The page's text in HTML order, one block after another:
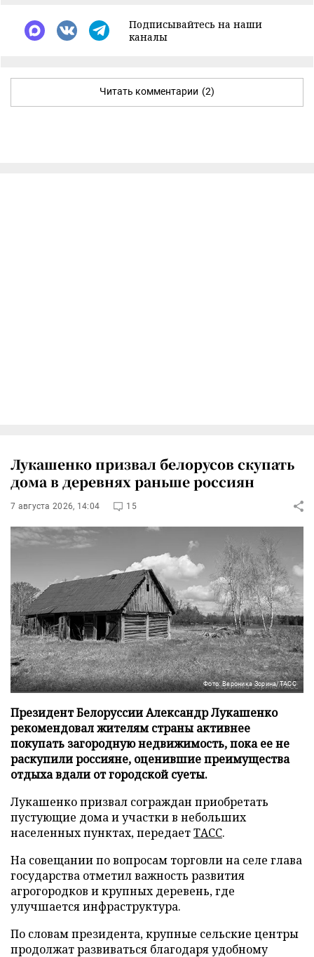
Подписывайтесь на наши
каналы
Читать комментарии (2)
Лукашенко призвал белорусов скупать
дома в деревнях раньше россиян
7 августа 2026, 14:04 15
Фото: Вероника Зорина/ТАСС
Президент Белоруссии Александр Лукашенко
рекомендовал жителям страны активнее
покупать загородную недвижимость, пока ее не
раскупили россияне, оценившие преимущества
отдыха вдали от городской суеты.
Лукашенко призвал сограждан приобретать
пустующие дома и участки в небольших
населенных пунктах, передаетТАСС.
На совещании по вопросам торговли на селе глава
государства отметил важность развития
агрогородков и крупных деревень, где
улучшается инфраструктура.
По словам президента, крупные сельские центры
продолжат развиваться благодаря удобному